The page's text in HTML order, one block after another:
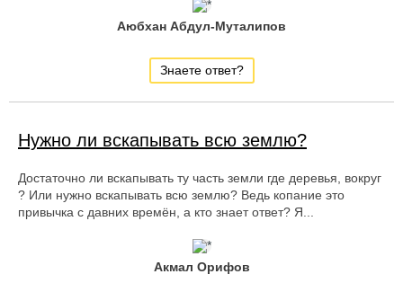
Аюбхан Абдул-Муталипов
Знаете ответ?
Нужно ли вскапывать всю землю?
Достаточно ли вскапывать ту часть земли где деревья, вокруг
? Или нужно вскапывать всю землю? Ведь копание это
привычка с давних времён, а кто знает ответ? Я...
Акмал Орифов